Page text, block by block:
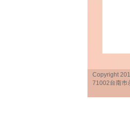
Copyright
71002台南市